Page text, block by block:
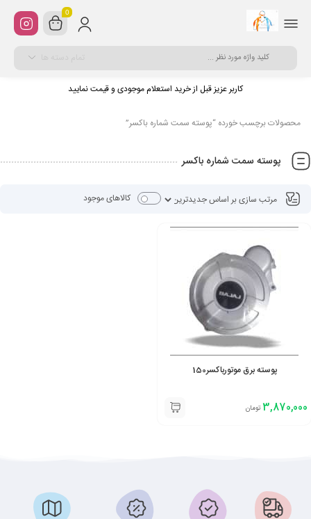
0
کاربر عزیز قبل از خرید استعلام موجودی و قیمت نمایید
محصولات برچسب خورده “پوسته سمت شماره باکسر”
پوسته سمت شماره باکسر
کالاهای موجود
پوسته برق موتورباکسر150
3,870,000 تومان